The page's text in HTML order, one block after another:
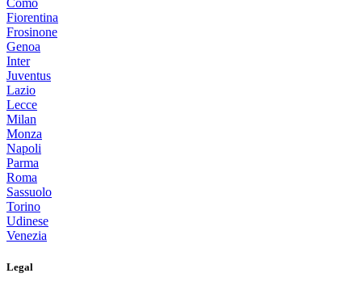
Fiorentina
Frosinone
Genoa
Inter
Juventus
Lazio
Lecce
Milan
Monza
Napoli
Parma
Roma
Sassuolo
Torino
Udinese
Venezia
Legal